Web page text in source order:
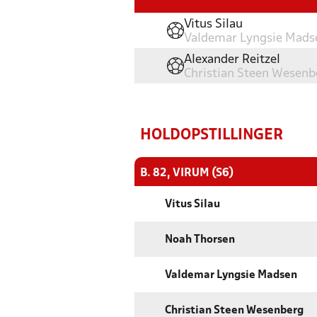
Vitus Silau
Valdemar Lyngsie
Alexander Reitzel
Christian Steen
HOLDOPSTILLINGER
B. 82, VIRUM (S6)
Vitus Silau
Noah Thorsen
Valdemar Lyngsie Madsen
Christian Steen Wesenberg